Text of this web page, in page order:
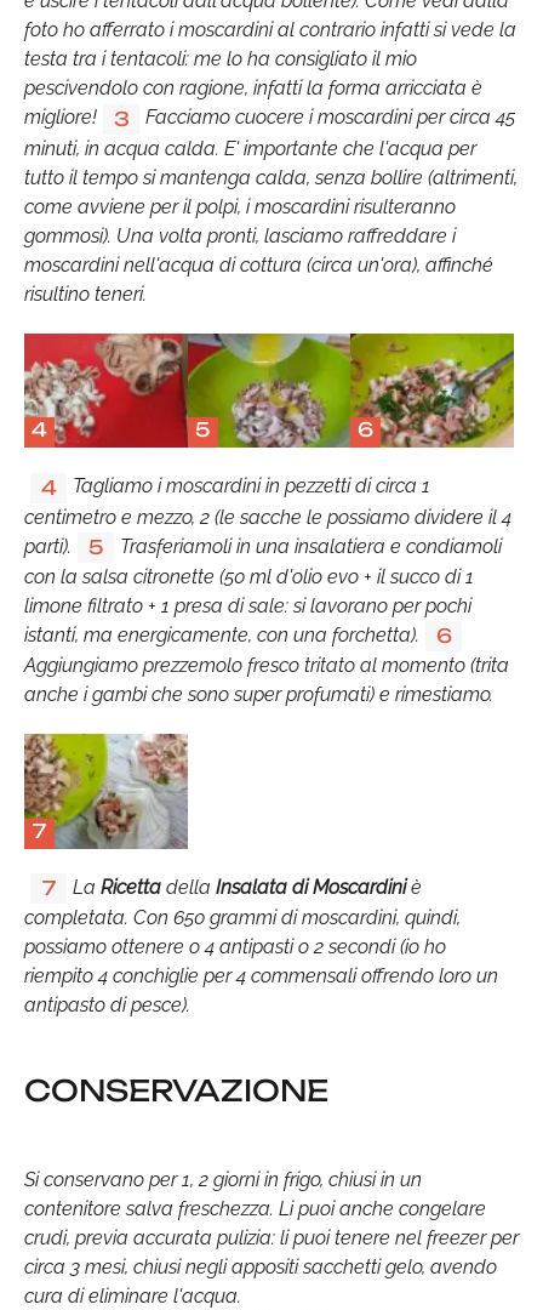
foto ho afferrato i moscardini al contrario infatti si vede la
testa tra i tentacoli: me lo ha consigliato il mio
pescivendolo con ragione, infatti la forma arricciata è
migliore!
3
Facciamo cuocere i moscardini per circa 45
minuti, in acqua calda. E' importante che l'acqua per
tutto il tempo si mantenga calda, senza bollire (altrimenti,
come avviene per il polpi, i moscardini risulteranno
gommosi). Una volta pronti, lasciamo raffreddare i
moscardini nell'acqua di cottura (circa un'ora), affinché
risultino teneri.
4 5 6
4
Tagliamo i moscardini in pezzetti di circa 1
centimetro e mezzo, 2 (le sacche le possiamo dividere il 4
parti).
5
Trasferiamoli in una insalatiera e condiamoli
con la salsa citronette (50 ml d'olio evo + il succo di 1
limone filtrato + 1 presa di sale: si lavorano per pochi
istanti, ma energicamente, con una forchetta).
6
Aggiungiamo prezzemolo fresco tritato al momento (trita
anche i gambi che sono super profumati) e rimestiamo.
7
7 La Ricetta della Insalata di Moscardiniè
completata. Con 650 grammi di moscardini, quindi,
possiamo ottenere o 4 antipasti o 2 secondi (io ho
riempito 4 conchiglie per 4 commensali offrendo loro un
antipasto di pesce).
CONSERVAZIONE
Si conservano per 1, 2 giorni in frigo, chiusi in un
contenitore salva freschezza. Li puoi anche congelare
crudi, previa accurata pulizia: li puoi tenere nel freezer per
circa 3 mesi, chiusi negli appositi sacchetti gelo, avendo
cura di eliminare l'acqua.